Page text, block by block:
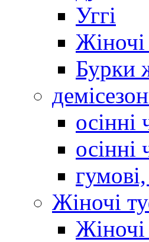
Уггі
Жіночі
Бурки
осінні
осінні
Жіночі
Жіночі